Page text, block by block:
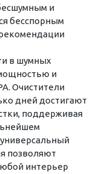
и
бесспорным
в шумных
и
Очистители
дней достигают
поддерживая
позволяют
интерьер